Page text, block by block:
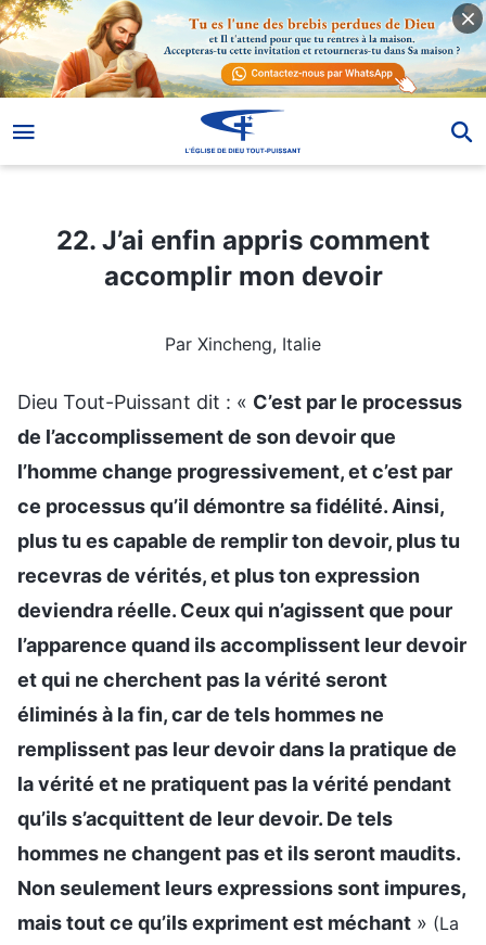
22. J’ai enfin appris comment accomplir mon devoir
22. J’ai enfin appris comment
accomplir mon devoir
Par Xincheng, Italie
Dieu Tout-Puissant dit : « C’est par le processus
de l’accomplissement de son devoir que
l’homme change progressivement, et c’est par
ce processus qu’il démontre sa fidélité. Ainsi,
plus tu es capable de remplir ton devoir, plus tu
recevras de vérités, et plus ton expression
deviendra réelle. Ceux qui n’agissent que pour
l’apparence quand ils accomplissent leur devoir
et qui ne cherchent pas la vérité seront
éliminés à la fin, car de tels hommes ne
remplissent pas leur devoir dans la pratique de
la vérité et ne pratiquent pas la vérité pendant
qu’ils s’acquittent de leur devoir. De tels
hommes ne changent pas et ils seront maudits.
Non seulement leurs expressions sont impures,
mais tout ce qu’ils expriment est méchant » (La